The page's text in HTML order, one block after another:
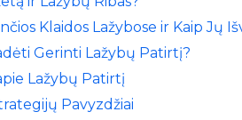
Klaidos Lažybose ir Kaip Jų
Gerinti Lažybų Patirtį?
Lažybų Patirtį
Pavyzdžiai